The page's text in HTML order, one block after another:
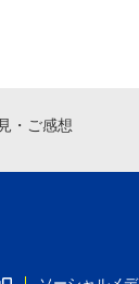
・ご感想